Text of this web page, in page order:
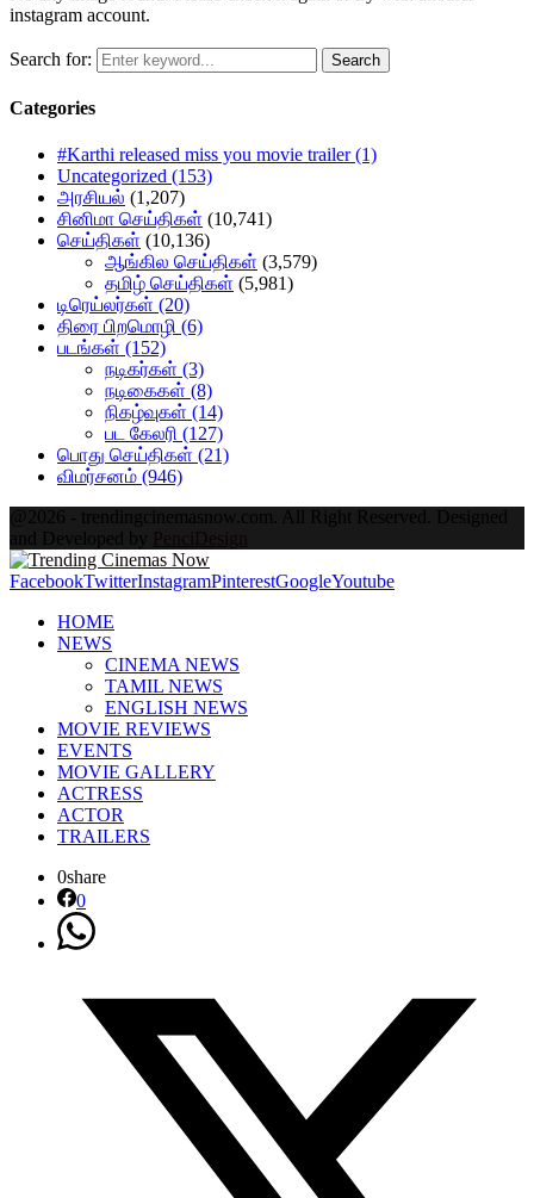
instagram account.
Search for: Search
Categories
#Karthi released miss you movie trailer(1)
Uncategorized (153)
அரசியல் (1,207)
சினிமா செய்திகள் (10,741)
செய்திகள் (10,136)
ஆங்கில செய்திகள் (3,579)
தமிழ் செய்திகள் (5,981)
டிரெய்லர்கள் (20)
திரை பிறமொழி (6)
படங்கள் (152)
நடிகர்கள் (3)
நடிகைகள் (8)
நிகழ்வுகள் (14)
பட கேலரி (127)
பொது செய்திகள் (21)
விமர்சனம் (946)
@2026 - trendingcinemasnow.com. All Right Reserved. Designed
and Developed by PenciDesign
FacebookTwitterInstagramPinterestGoogleYoutube
HOME
NEWS
CINEMA NEWS
TAMIL NEWS
ENGLISH NEWS
MOVIE REVIEWS
EVENTS
MOVIE GALLERY
ACTRESS
ACTOR
TRAILERS
0share
0